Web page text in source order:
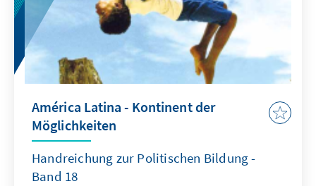
der Geschichte der DDR und zum Alltag in der
Diktatur. Unsere Wanderausstellung „DDR:
Mythos und Wirklichkeit. Wie die SED-Diktatur
den Alltag der DDR-Bürger bestimmte” ist für
den Einsatz im Unterricht konzipiert worden
und wird deutschlandweit erfolgreich durch
Schulen genutzt. Die dritte und leicht
bearbeitete Auflage dieser Publikation will
einen Beitrag für eine auf Erfahrungen aus der
Vergangenheit beruhende und gerade
América Latina - Kontinent der
Möglichkeiten
Handreichung zur Politischen Bildung -
Band 18